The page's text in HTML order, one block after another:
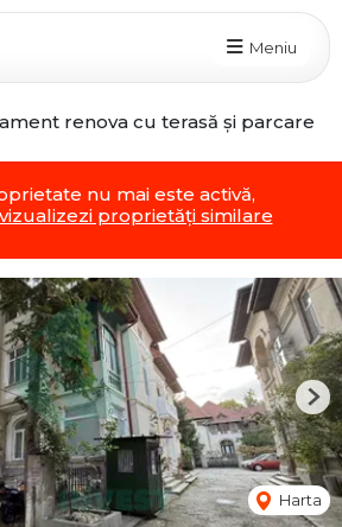
Meniu
renova cu terasă și parcare
nu mai este activă,
proprietăți similare
Harta